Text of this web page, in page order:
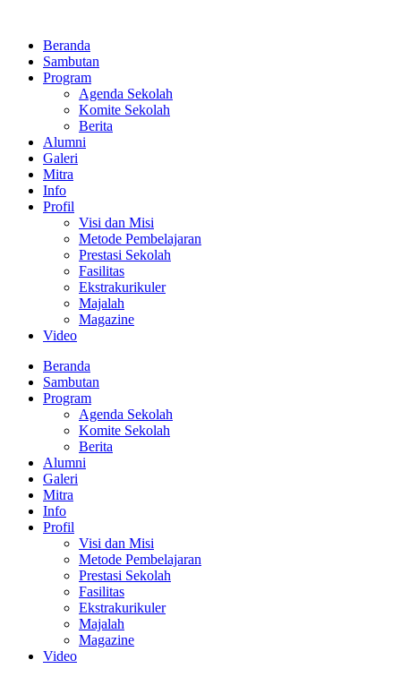
kontenBeranda
Sambutan
Program
Agenda Sekolah
Komite Sekolah
Berita
Alumni
Galeri
Mitra
Info
Profil
Visi dan Misi
Metode Pembelajaran
Prestasi Sekolah
Fasilitas
Ekstrakurikuler
Majalah
Magazine
Video
Beranda
Sambutan
Program
Agenda Sekolah
Komite Sekolah
Berita
Alumni
Galeri
Mitra
Info
Profil
Visi dan Misi
Metode Pembelajaran
Prestasi Sekolah
Fasilitas
Ekstrakurikuler
Majalah
Magazine
Video